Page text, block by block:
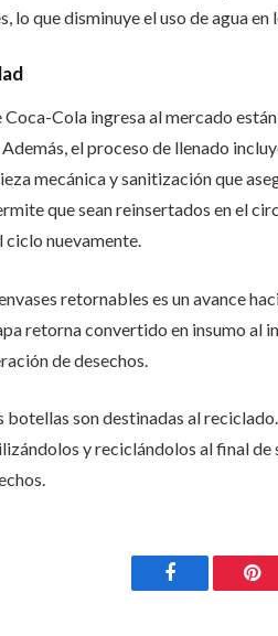
lo que disminuye el uso de agua
Coca-Cola ingresa al mercado
el proceso de llenado
mecánica y sanitización que
que sean reinsertados en el
nuevamente.
retornables es un avance
retorna convertido en insumo al
de desechos.
botellas son destinadas al
y reciclándolos al final de
Facebook